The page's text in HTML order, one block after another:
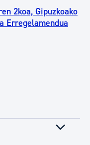
2koa, Gipuzkoako
Erregelamendua